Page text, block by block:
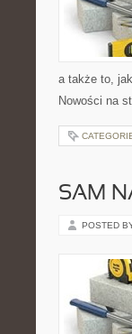
a także to,
Nowości na
SAM
POSTED